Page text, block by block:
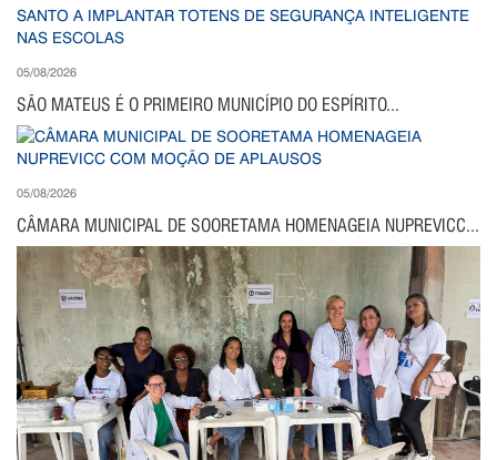
05/08/2026
SÃO MATEUS É O PRIMEIRO MUNICÍPIO DO ESPÍRITO...
05/08/2026
CÂMARA MUNICIPAL DE SOORETAMA HOMENAGEIA NUPREVICC...